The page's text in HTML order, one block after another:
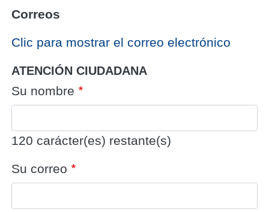
Correos
‎Clic para mostrar el correo electrónico
ATENCIÓN CIUDADANA
Su nombre
120 carácter(es) restante(s)
Su correo